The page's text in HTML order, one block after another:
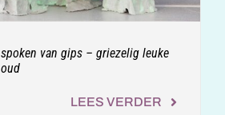
van gips – griezelig leuke
LEES VERDER